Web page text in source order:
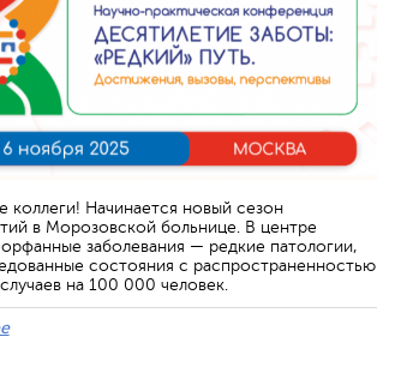
коллеги! Начинается новый сезон
в Морозовской больнице. В центре
заболевания — редкие патологии,
состояния с распространенностью
на 100 000 человек.
Отменить